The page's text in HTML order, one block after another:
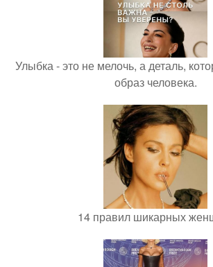
Улыбка - это не мелочь, а деталь,
образ человека.
14 правил шикарных